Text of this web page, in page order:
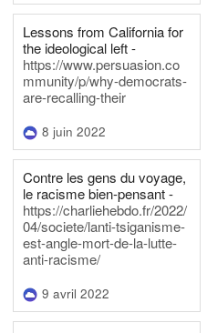
Lessons from California for
the ideological left -
https://www.persuasion.co
mmunity/p/why-democrats-
are-recalling-their
8 juin 2022
Contre les gens du voyage,
le racisme bien-pensant -
https://charliehebdo.fr/2022/
04/societe/lanti-tsiganisme-
est-angle-mort-de-la-lutte-
anti-racisme/
9 avril 2022